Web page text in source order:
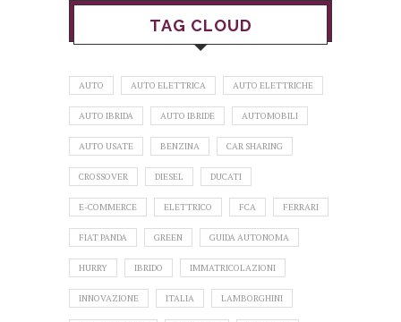
TAG CLOUD
AUTO AUTO ELETTRICA AUTO ELETTRICHE
AUTO IBRIDA AUTO IBRIDE AUTOMOBILI
AUTO USATE BENZINA CAR SHARING
CROSSOVER DIESEL DUCATI
E-COMMERCE ELETTRICO FCA FERRARI
FIAT PANDA GREEN GUIDA AUTONOMA
HURRY IBRIDO IMMATRICOLAZIONI
INNOVAZIONE ITALIA LAMBORGHINI